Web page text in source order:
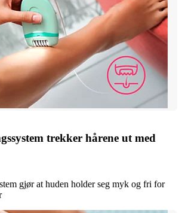
trekker hårene ut med
gjør at huden holder seg myk og fri for